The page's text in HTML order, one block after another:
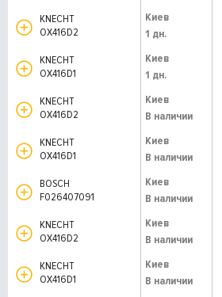
KNECHT
OX416D2
Киев
1 дн.
KNECHT
OX416D1
Киев
1 дн.
KNECHT
OX416D2
Киев
В наличии
KNECHT
OX416D1
Киев
В наличии
BOSCH
F026407091
Киев
В наличии
KNECHT
OX416D2
Киев
В наличии
KNECHT
OX416D1
Киев
В наличии